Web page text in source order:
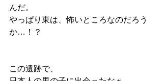
んだ。
やっぱり東は、怖いところなのだろう
か…！？
この遺跡で、